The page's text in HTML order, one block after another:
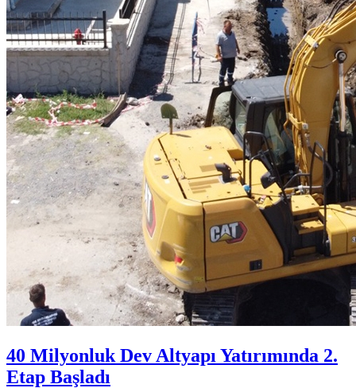
40 Milyonluk Dev Altyapı Yatırımında 2.
Etap Başladı